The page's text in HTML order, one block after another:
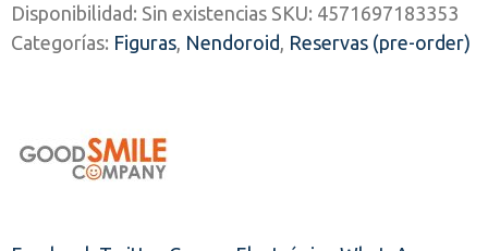
original
era:
actual
es:
Disponibilidad: Sin existencias SKU: 4571697183353
Categorías: Figuras Nendoroid Reservas (pre-order)